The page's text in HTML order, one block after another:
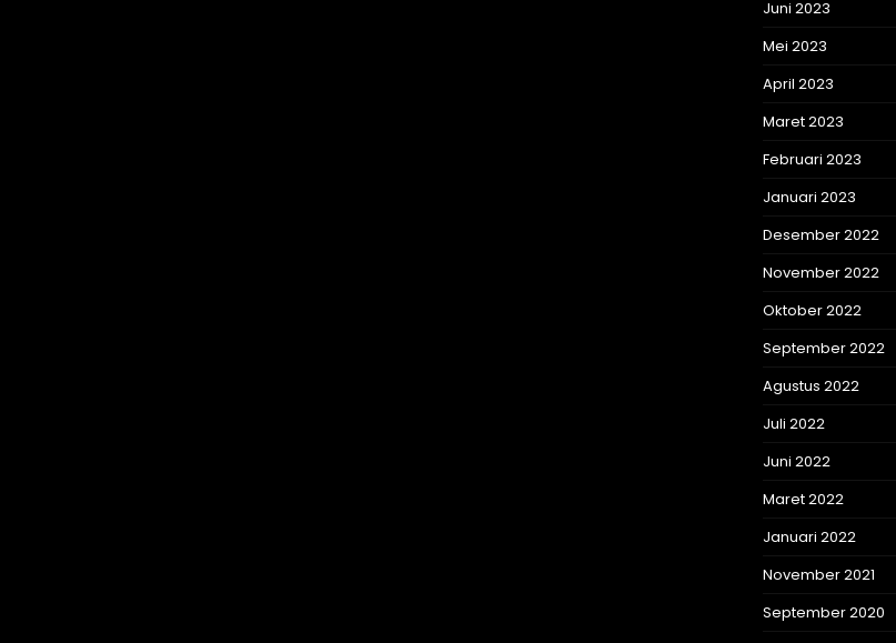
Juni 2023
Mei 2023
April 2023
Maret 2023
Februari 2023
Januari 2023
Desember 2022
November 2022
Oktober 2022
September 2022
Agustus 2022
Juli 2022
Juni 2022
Maret 2022
Januari 2022
November 2021
September 2020